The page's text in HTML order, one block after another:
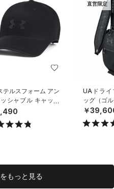
テルスフォーム アン
シャブル キャップ
フスタイル/UNISE
直営限定
UAドライ
ッグ（ゴ
￥
もっと見る